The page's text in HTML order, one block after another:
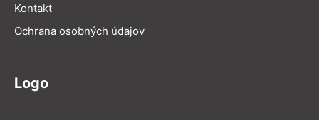
Kontakt
Ochrana osobných údajov
Logo